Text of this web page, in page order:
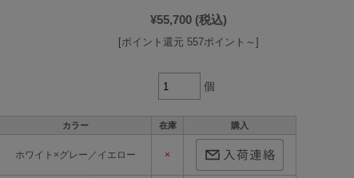
¥55,700 (税込)
[ポイント還元 557ポイント～]
個
カラー 在庫 購入
ホワイト×グレー／イエロー ×